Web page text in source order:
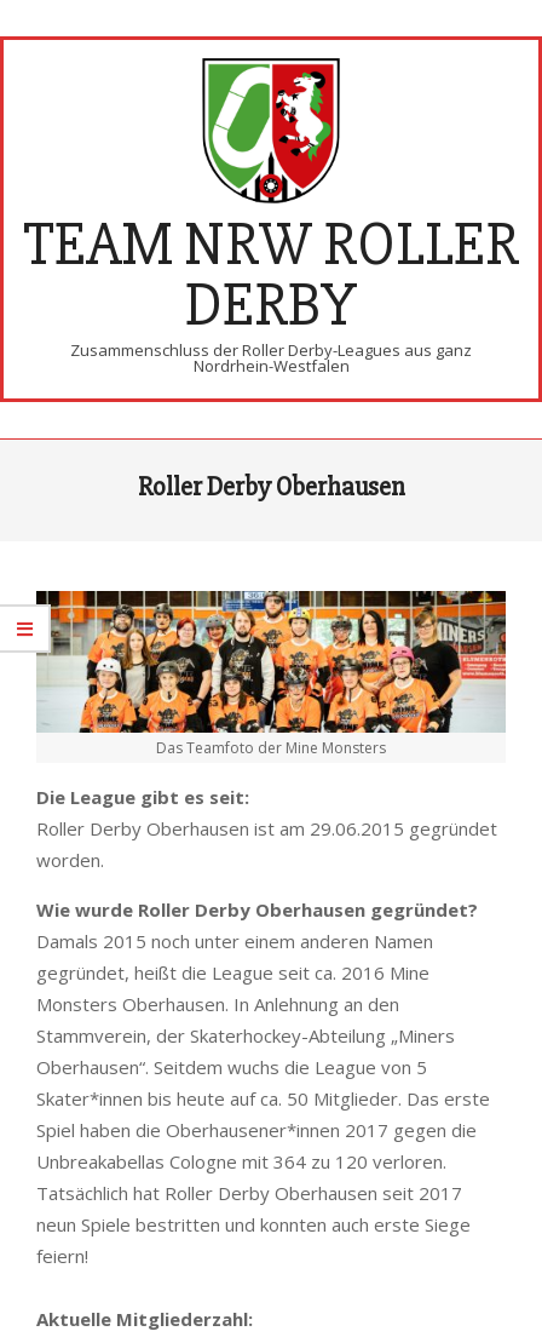
to
TEAM NRW ROLLER
DERBY
Zusammenschluss der Roller Derby-Leagues aus ganz
Nordrhein-Westfalen
Roller Derby Oberhausen
Das Teamfoto der Mine Monsters
Die League gibt es seit:
Roller Derby Oberhausen ist am 29.06.2015 gegründet
worden.
Wie wurde Roller Derby Oberhausen gegründet?
Damals 2015 noch unter einem anderen Namen
gegründet, heißt die League seit ca. 2016 Mine
Monsters Oberhausen. In Anlehnung an den
Stammverein, der Skaterhockey-Abteilung „Miners
Oberhausen“. Seitdem wuchs die League von 5
Skater*innen bis heute auf ca. 50 Mitglieder. Das erste
Spiel haben die Oberhausener*innen 2017 gegen die
Unbreakabellas Cologne mit 364 zu 120 verloren.
Tatsächlich hat Roller Derby Oberhausen seit 2017
neun Spiele bestritten und konnten auch erste Siege
feiern!
Aktuelle Mitgliederzahl: